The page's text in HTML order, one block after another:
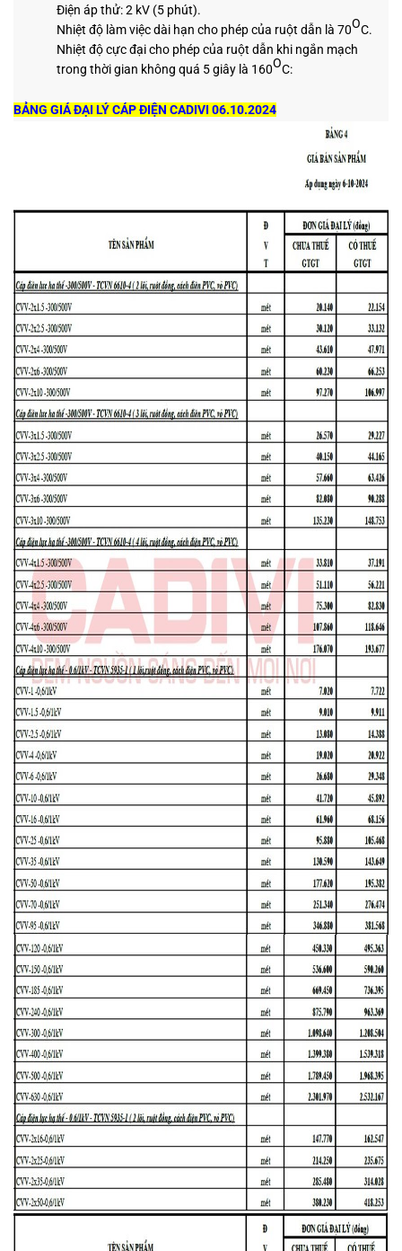
Điện áp thử: 2 kV (5 phút).
Nhiệt độ làm việc dài hạn cho phép của ruột dẫn là 70OC.
Nhiệt độ cực đại cho phép của ruột dẫn khi ngắn mạch
trong thời gian không quá 5 giây là 160OC:
BẢNG GIÁ ĐẠI LÝ CÁP ĐIỆN CADIVI 06.10.2024